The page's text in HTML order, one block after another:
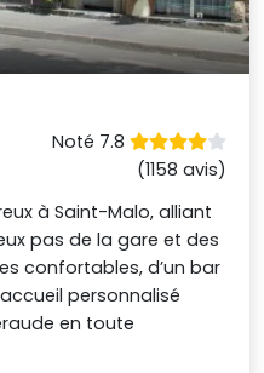
Noté 7.8
(1158 avis)
à Saint-Malo, alliant
pas de la gare et des
confortables, d’un bar
personnalisé
en toute